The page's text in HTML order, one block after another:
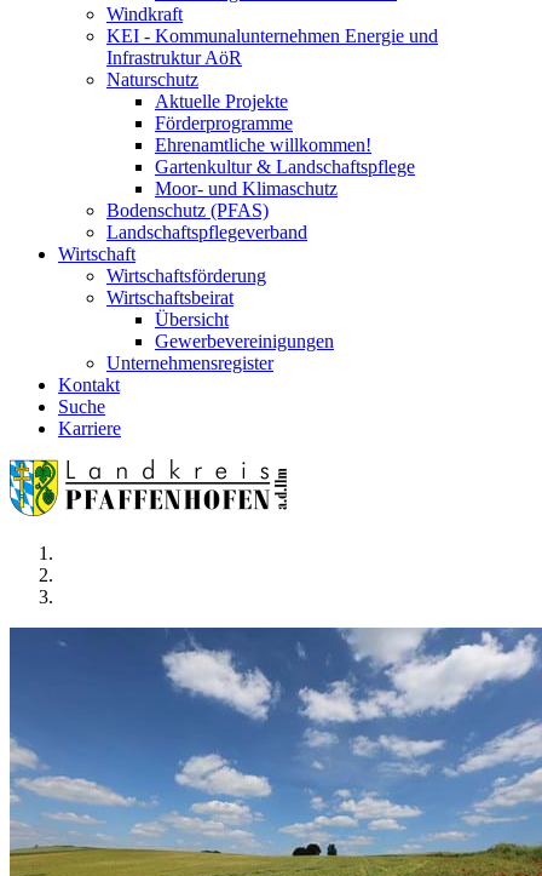
Windkraft
KEI - Kommunalunternehmen Energie und
Infrastruktur AöR
Naturschutz
Aktuelle Projekte
Förderprogramme
Ehrenamtliche willkommen!
Gartenkultur & Landschaftspflege
Moor- und Klimaschutz
Bodenschutz (PFAS)
Landschaftspflegeverband
Wirtschaft
Wirtschaftsförderung
Wirtschaftsbeirat
Übersicht
Gewerbevereinigungen
Unternehmensregister
Kontakt
Suche
Karriere